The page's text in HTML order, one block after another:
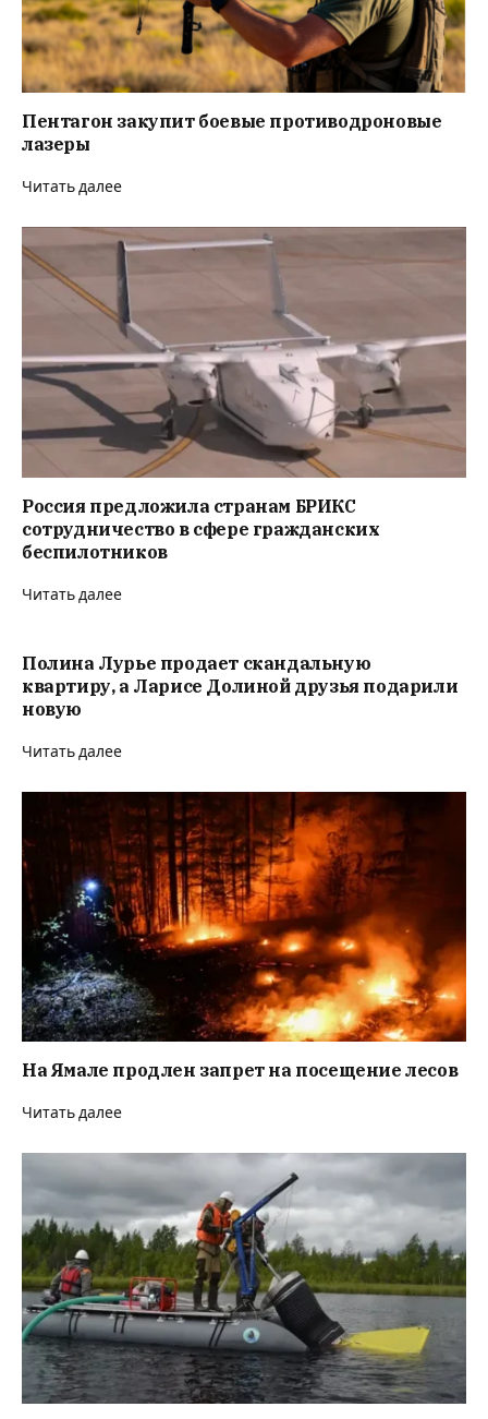
Пентагон закупит боевые противодроновые
лазеры
Читать далее
Россия предложила странам БРИКС
сотрудничество в сфере гражданских
беспилотников
Читать далее
Полина Лурье продает скандальную
квартиру, а Ларисе Долиной друзья подарили
новую
Читать далее
На Ямале продлен запрет на посещение лесов
Читать далее